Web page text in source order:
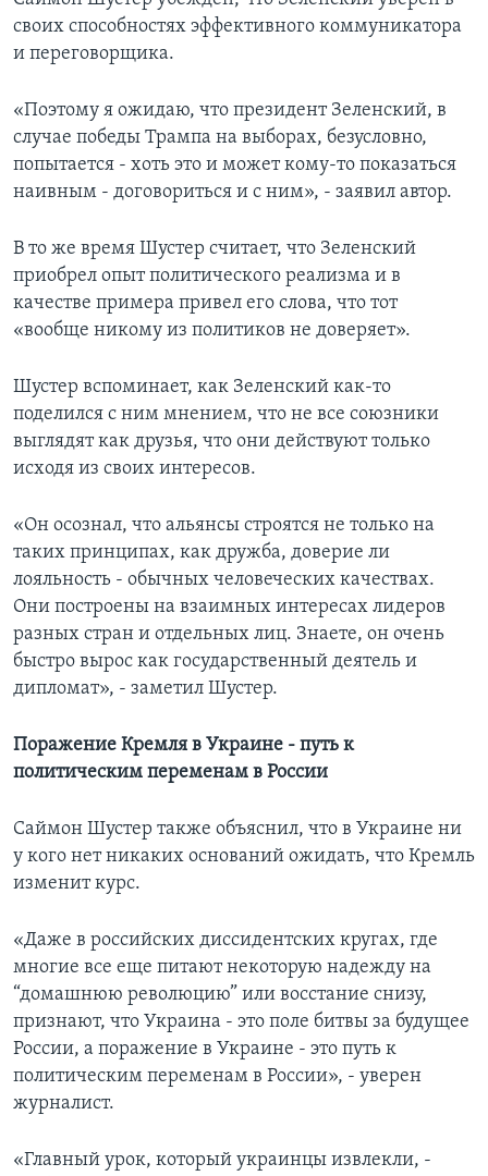
своих способностях эффективного коммуникатора
и переговорщика.
«Поэтому я ожидаю, что президент Зеленский, в
случае победы Трампа на выборах, безусловно,
попытается - хоть это и может кому-то показаться
наивным - договориться и с ним», - заявил автор.
В то же время Шустер считает, что Зеленский
приобрел опыт политического реализма и в
качестве примера привел его слова, что тот
«вообще никому из политиков не доверяет».
Шустер вспоминает, как Зеленский как-то
поделился с ним мнением, что не все союзники
выглядят как друзья, что они действуют только
исходя из своих интересов.
«Он осознал, что альянсы строятся не только на
таких принципах, как дружба, доверие ли
лояльность - обычных человеческих качествах.
Они построены на взаимных интересах лидеров
разных стран и отдельных лиц. Знаете, он очень
быстро вырос как государственный деятель и
дипломат», - заметил Шустер.
Поражение Кремля в Украине - путь к
политическим переменам в России
Саймон Шустер также объяснил, что в Украине ни
у кого нет никаких оснований ожидать, что Кремль
изменит курс.
«Даже в российских диссидентских кругах, где
многие все еще питают некоторую надежду на
“домашнюю революцию” или восстание снизу,
признают, что Украина - это поле битвы за будущее
России, а поражение в Украине - это путь к
политическим переменам в России», - уверен
журналист.
«Главный урок, который украинцы извлекли, -